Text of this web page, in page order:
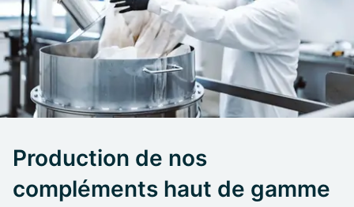
Production de nos
compléments haut de gamme